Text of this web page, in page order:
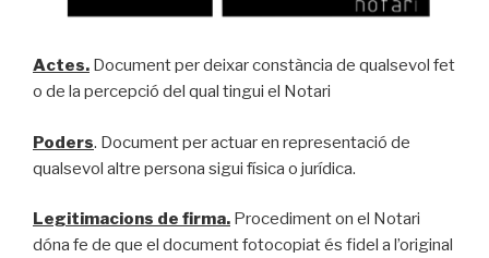
Actes. Document per deixar constància de qualsevol fet
o de la percepció del qual tingui el Notari
Poders. Document per actuar en representació de
qualsevol altre persona sigui física o jurídica.
Legitimacions de firma. Procediment on el Notari
dóna fe de que el document fotocopiat és fidel a l’original